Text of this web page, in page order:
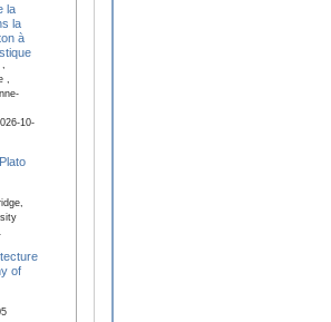
la
la
à
,
10-
of